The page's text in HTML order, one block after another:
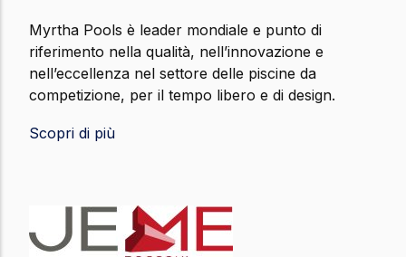
Myrtha Pools è leader mondiale e punto di
riferimento nella qualità, nell’innovazione e
nell’eccellenza nel settore delle piscine da
competizione, per il tempo libero e di design.
Scopri di più